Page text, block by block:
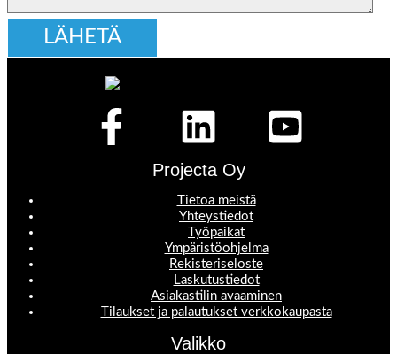
Projecta Oy
Tietoa meistä
Yhteystiedot
Työpaikat
Ympäristöohjelma
Rekisteriseloste
Laskutustiedot
Asiakastilin avaaminen
Tilaukset ja palautukset verkkokaupasta
Valikko